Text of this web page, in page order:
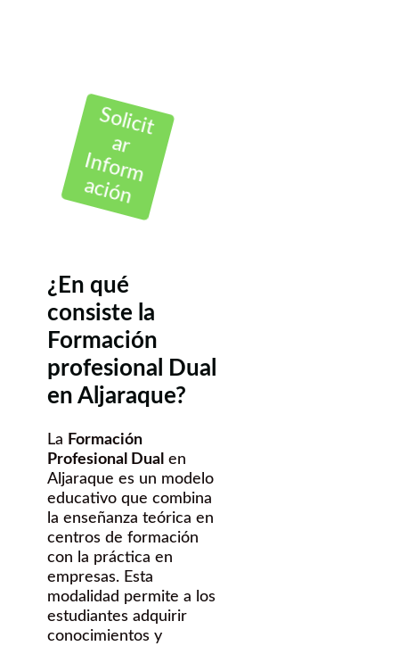
Solicit
ar
Inform
ación
¿En qué
consiste la
Formación
profesional Dual
en Aljaraque?
La Formación
Profesional Dual en
Aljaraque es un modelo
educativo que combina
la enseñanza teórica en
centros de formación
con la práctica en
empresas. Esta
modalidad permite a los
estudiantes adquirir
conocimientos y